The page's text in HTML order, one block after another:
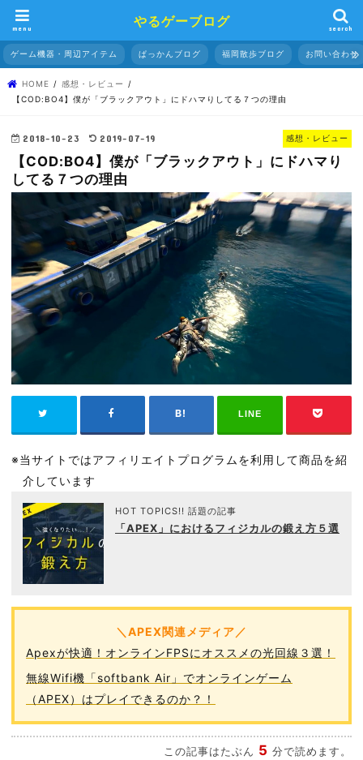
やるゲーブログ
search
menu
ゲーム機器・周辺アイテム ぱっかんブログ 福岡散歩ブログ お問い合わせ
HOME
感想・レビュー
【COD:BO4】僕が「ブラックアウト」にドハマりしてる７つの理由
感想・レビュー
2018-10-23 2019-07-19
【COD:BO4】僕が「ブラックアウト」にドハマり
してる７つの理由
LINE
※当サイトではアフィリエイトプログラムを利用して商品を紹
介しています
HOT TOPICS!! 話題の記事
「APEX」におけるフィジカルの鍛え方５選
＼APEX関連メディア／
Apexが快適！オンラインFPSにオススメの光回線３選！
無線Wifi機「softbank Air」でオンラインゲーム
（APEX）はプレイできるのか？！
この記事はたぶん 5 分で読めます。